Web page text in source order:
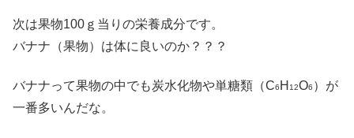
次は果物100ｇ当りの栄養成分です。
バナナ（果物）は体に良いのか？？？
バナナって果物の中でも炭水化物や単糖類（C6 H 12O6 ）が
一番多いんだな。